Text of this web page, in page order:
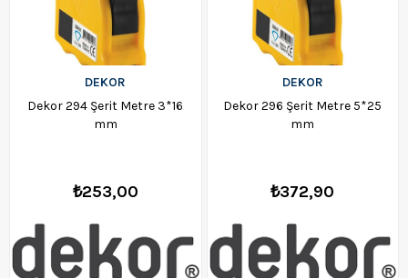
DEKOR
Dekor 294 Şerit Metre 3*16
mm
₺253,00
DEKOR
Dekor 296 Şerit Metre 5*25
mm
₺372,90